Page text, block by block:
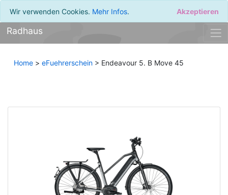
Wir verwenden Cookies. Mehr Infos. Akzeptieren
Radhaus
Home> eFuehrerschein> Endeavour 5. B Move 45